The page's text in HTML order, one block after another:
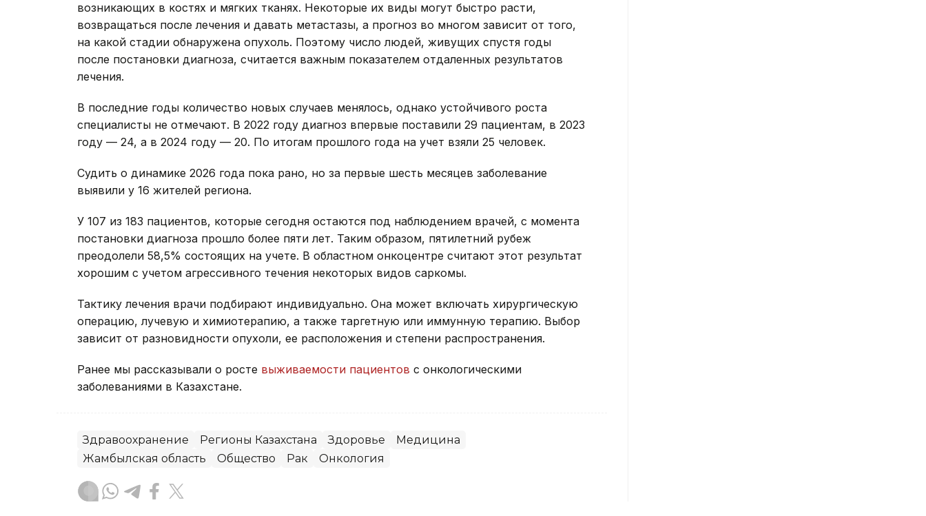
возникающих в костях и мягких тканях. Некоторые их виды могут быстро расти,
возвращаться после лечения и давать метастазы, а прогноз во многом зависит от того,
на какой стадии обнаружена опухоль. Поэтому число людей, живущих спустя годы
после постановки диагноза, считается важным показателем отдаленных результатов
лечения.
В последние годы количество новых случаев менялось, однако устойчивого роста
специалисты не отмечают. В 2022 году диагноз впервые поставили 29 пациентам, в 2023
году — 24, а в 2024 году — 20. По итогам прошлого года на учет взяли 25 человек.
Судить о динамике 2026 года пока рано, но за первые шесть месяцев заболевание
выявили у 16 жителей региона.
У 107 из 183 пациентов, которые сегодня остаются под наблюдением врачей, с момента
постановки диагноза прошло более пяти лет. Таким образом, пятилетний рубеж
преодолели 58,5% состоящих на учете. В областном онкоцентре считают этот результат
хорошим с учетом агрессивного течения некоторых видов саркомы.
Тактику лечения врачи подбирают индивидуально. Она может включать хирургическую
операцию, лучевую и химиотерапию, а также таргетную или иммунную терапию. Выбор
зависит от разновидности опухоли, ее расположения и степени распространения.
Ранее мы рассказывали о росте выживаемости пациентов с онкологическими
заболеваниями в Казахстане.
Здравоохранение Регионы Казахстана Здоровье
Медицина
Жамбылская область
Общество Рак Онкология